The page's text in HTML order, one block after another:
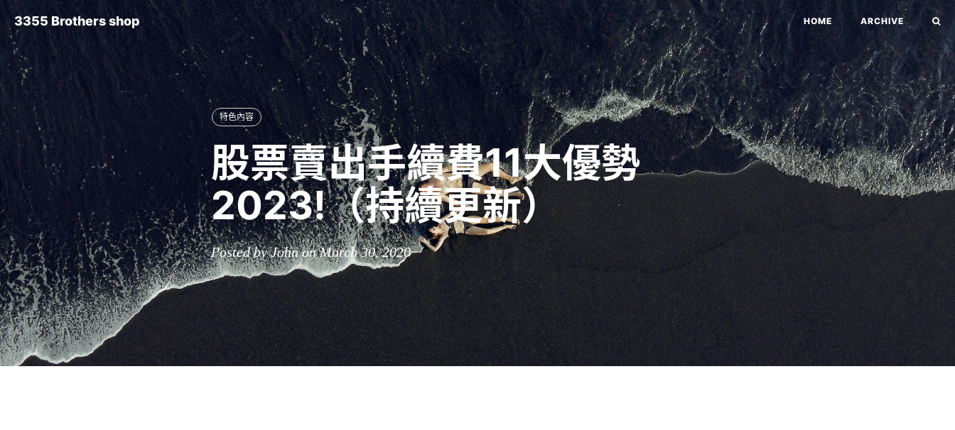
3355 Brothers shop HOME ARCHIVE
特色內容
股票賣出手續費11大優勢
2023!（持續更新）
Posted by John on March 30, 2020